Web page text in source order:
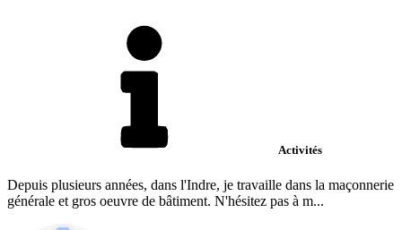
Activités
Depuis plusieurs années, dans l'Indre, je travaille dans la maçonnerie
générale et gros oeuvre de bâtiment. N'hésitez pas à m...